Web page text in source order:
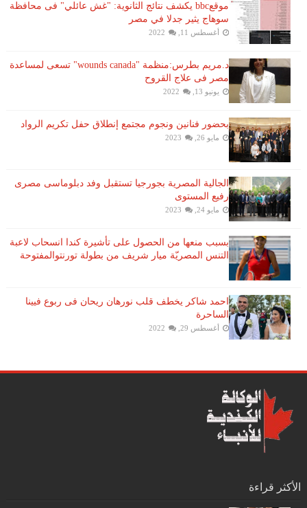
موقعbbc يكشف نتائج الثانوية: "غش عائلي" فى محافظة
سوهاج يثير جدلا في مصر
أغسطس 11, 2022
د.مريم بطرس:منظمة "wounds canada" تسعى لمساعدة
مصر فى علاج القروح
يونيو 13, 2022
بحضور فنانين ونجوم مجتمع إنطلاق حفل تكريم الرواد
مايو 26, 2023
الجالية المصرية بجورجيا تستقبل وفد دبلوماسى مصرى
رفيع المستوى
مايو 24, 2023
بسبب منعها من الحصول على تأشيرة كندا انسحاب لاعبة ​
التنس​ المصريّة ​ميار شريف​ من بطولة ​تورنتو​المفتوحة
احمد شاكر يخطف قلب نورهان ريحان فى ربوع فيينا
الساحرة
أغسطس 29, 2022
الأكثر قراءة